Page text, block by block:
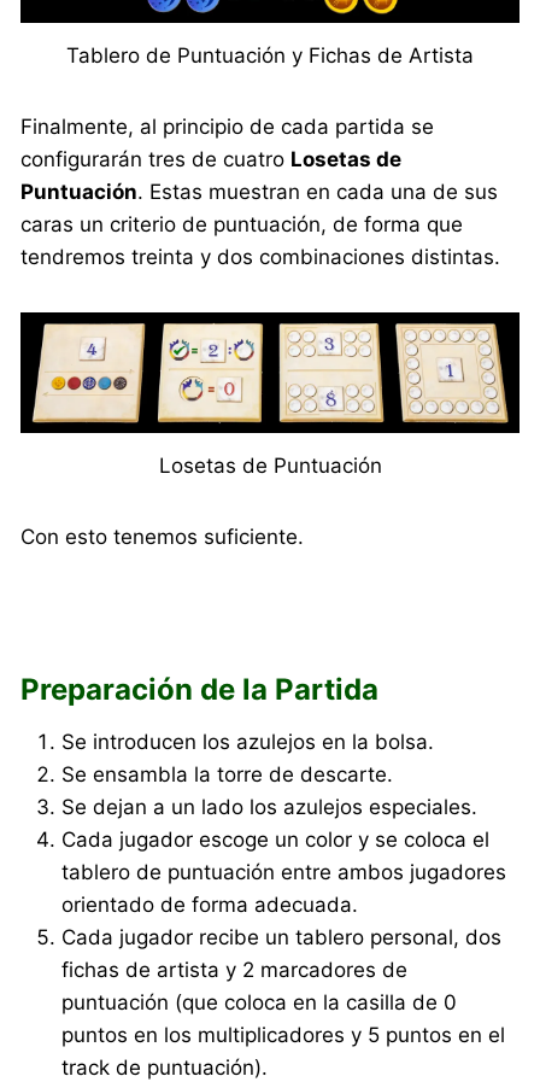
Tablero de Puntuación y Fichas de Artista
Finalmente, al principio de cada partida se
configurarán tres de cuatro Losetas de
Puntuación. Estas muestran en cada una de sus
caras un criterio de puntuación, de forma que
tendremos treinta y dos combinaciones distintas.
Losetas de Puntuación
Con esto tenemos suficiente.
Preparación de la Partida
Se introducen los azulejos en la bolsa.
Se ensambla la torre de descarte.
Se dejan a un lado los azulejos especiales.
Cada jugador escoge un color y se coloca el
tablero de puntuación entre ambos jugadores
orientado de forma adecuada.
Cada jugador recibe un tablero personal, dos
fichas de artista y 2 marcadores de
puntuación (que coloca en la casilla de 0
puntos en los multiplicadores y 5 puntos en el
track de puntuación).